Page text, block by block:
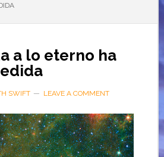
a lo eterno ha
SWIFT LEAVE A COMMENT